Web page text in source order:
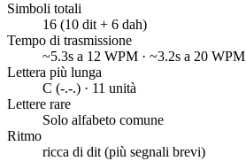
Simboli totali
16 (10 dit + 6 dah)
Tempo di trasmissione
~5.3s a 12 WPM · ~3.2s a 20 WPM
Lettera più lunga
C (-.-.) · 11 unità
Lettere rare
Solo alfabeto comune
Ritmo
ricca di dit (più segnali brevi)